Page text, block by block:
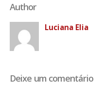
Author
Luciana Elia
Deixe um comentário